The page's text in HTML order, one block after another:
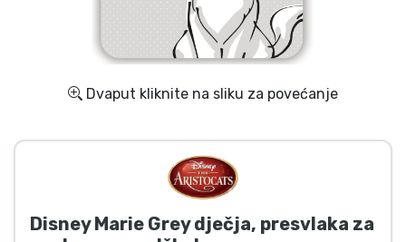
Dvaput kliknite na sliku za povećanje
Disney Marie Grey dječja, presvlaka za
Film proizvodi
Crtani proizvodi
Anime proizvodi
Gamer proizvodi
Sportski proizvodi